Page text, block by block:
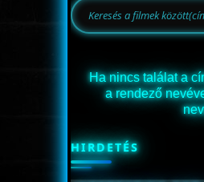
Ha nincs találat a
a rendező
HIRDETÉS